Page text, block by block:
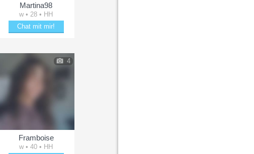
Martina98
w • 28 • HH
Chat mit mir!
4
Framboise
w • 40 • HH